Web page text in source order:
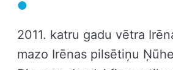
2011. katru gadu vētra
mazo Irēnas pilsētiņu